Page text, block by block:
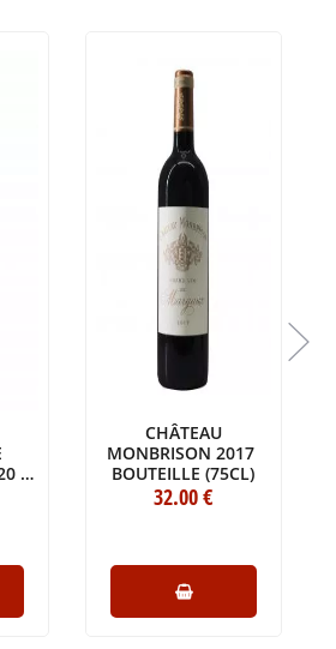
CHÂTEAU
MONBRISON 2017
BOUTEILLE (75CL)
32.00€